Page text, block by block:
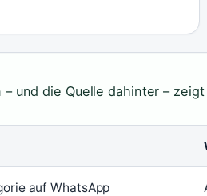
und die Quelle dahinter –
auf WhatsApp